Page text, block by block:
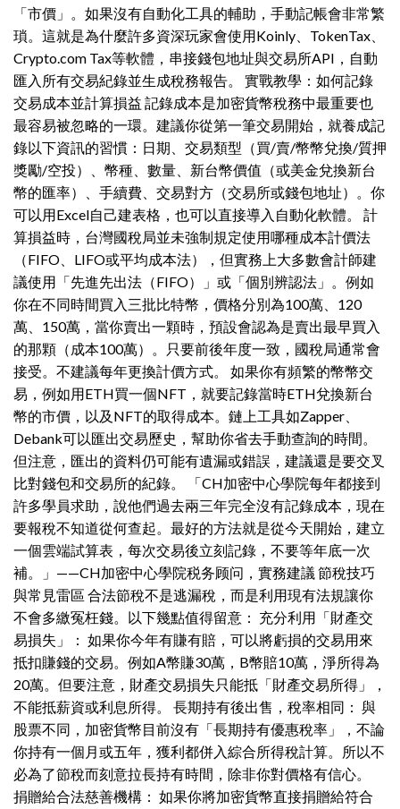
「市價」。如果沒有自動化工具的輔助，手動記帳會非常繁
瑣。這就是為什麼許多資深玩家會使用Koinly、TokenTax、
Crypto.com Tax等軟體，串接錢包地址與交易所API，自動
匯入所有交易紀錄並生成稅務報告。 實戰教學：如何記錄
交易成本並計算損益 記錄成本是加密貨幣稅務中最重要也
最容易被忽略的一環。建議你從第一筆交易開始，就養成記
錄以下資訊的習慣：日期、交易類型（買/賣/幣幣兌換/質押
獎勵/空投）、幣種、數量、新台幣價值（或美金兌換新台
幣的匯率）、手續費、交易對方（交易所或錢包地址）。你
可以用Excel自己建表格，也可以直接導入自動化軟體。 計
算損益時，台灣國稅局並未強制規定使用哪種成本計價法
（FIFO、LIFO或平均成本法），但實務上大多數會計師建
議使用「先進先出法（FIFO）」或「個別辨認法」。例如
你在不同時間買入三批比特幣，價格分別為100萬、120
萬、150萬，當你賣出一顆時，預設會認為是賣出最早買入
的那顆（成本100萬）。只要前後年度一致，國稅局通常會
接受。不建議每年更換計價方式。 如果你有頻繁的幣幣交
易，例如用ETH買一個NFT，就要記錄當時ETH兌換新台
幣的市價，以及NFT的取得成本。鏈上工具如Zapper、
Debank可以匯出交易歷史，幫助你省去手動查詢的時間。
但注意，匯出的資料仍可能有遺漏或錯誤，建議還是要交叉
比對錢包和交易所的紀錄。 「CH加密中心學院每年都接到
許多學員求助，說他們過去兩三年完全沒有記錄成本，現在
要報稅不知道從何查起。最好的方法就是從今天開始，建立
一個雲端試算表，每次交易後立刻記錄，不要等年底一次
補。」——CH加密中心學院税务顾问，實務建議 節稅技巧
與常見雷區 合法節稅不是逃漏稅，而是利用現有法規讓你
不會多繳冤枉錢。以下幾點值得留意： 充分利用「財產交
易損失」： 如果你今年有賺有賠，可以將虧損的交易用來
抵扣賺錢的交易。例如A幣賺30萬，B幣賠10萬，淨所得為
20萬。但要注意，財產交易損失只能抵「財產交易所得」，
不能抵薪資或利息所得。 長期持有後出售，稅率相同： 與
股票不同，加密貨幣目前沒有「長期持有優惠稅率」，不論
你持有一個月或五年，獲利都併入綜合所得稅計算。所以不
必為了節稅而刻意拉長持有時間，除非你對價格有信心。
捐贈給合法慈善機構： 如果你將加密貨幣直接捐贈給符合